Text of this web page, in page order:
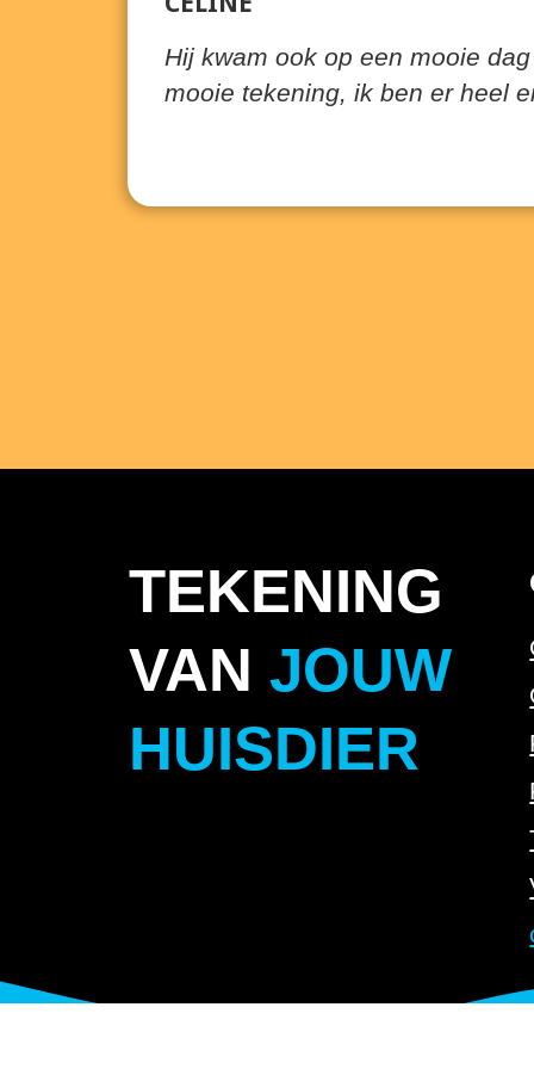
Hij kwam ook op een mooie
mooie tekening, ik ben er heel
TEKENING
VAN JOUW
HUISDIER